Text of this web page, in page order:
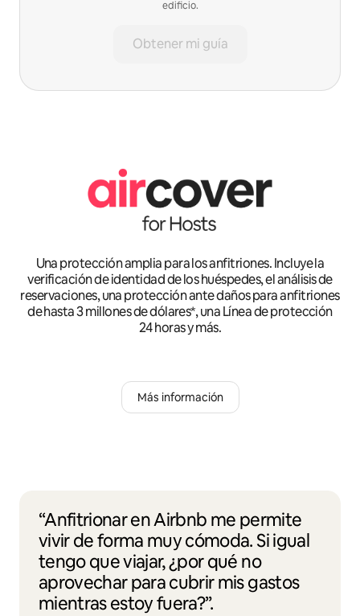
edificio.
Obtener mi guía
Una protección amplia para los anfitriones. Incluye la
verificación de identidad de los huéspedes, el análisis de
reservaciones, una protección ante daños para anfitriones
de hasta 3 millones de dólares*, una Línea de protección
24 horas y más.
Más información
“Anfitrionar en Airbnb me permite
vivir de forma muy cómoda. Si igual
tengo que viajar, ¿por qué no
aprovechar para cubrir mis gastos
mientras estoy fuera?”.